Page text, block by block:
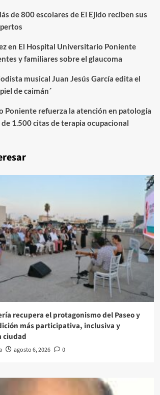
de 800 escolares de El Ejido reciben sus
en El Hospital Universitario Poniente
y familiares sobre el glaucoma
musical Juan Jesús García edita el
de caimán´
Poniente refuerza la atención en patología
1.500 citas de terapia ocupacional
recupera el protagonismo del Paseo y
más participativa, inclusiva y
ciudad
agosto 6, 2026 0